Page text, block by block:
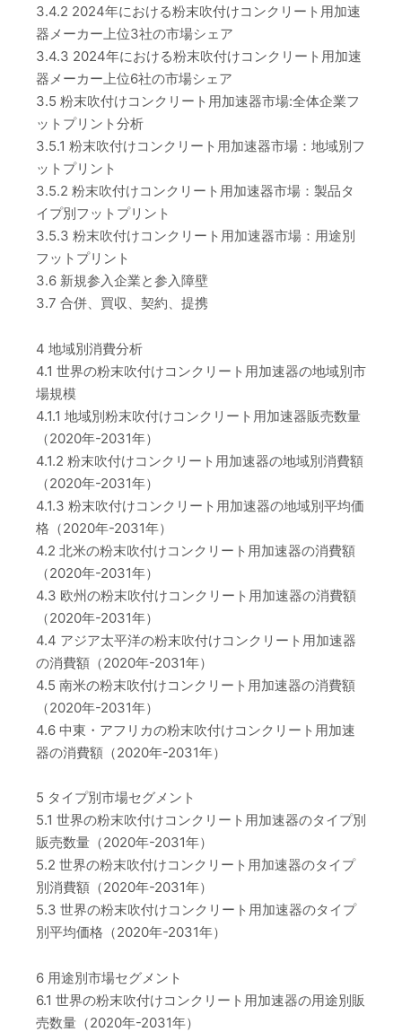
3.4.2 2024年における粉末吹付けコンクリート用加速
器メーカー上位3社の市場シェア
3.4.3 2024年における粉末吹付けコンクリート用加速
器メーカー上位6社の市場シェア
3.5 粉末吹付けコンクリート用加速器市場:全体企業フ
ットプリント分析
3.5.1 粉末吹付けコンクリート用加速器市場：地域別フ
ットプリント
3.5.2 粉末吹付けコンクリート用加速器市場：製品タ
イプ別フットプリント
3.5.3 粉末吹付けコンクリート用加速器市場：用途別
フットプリント
3.6 新規参入企業と参入障壁
3.7 合併、買収、契約、提携
4 地域別消費分析
4.1 世界の粉末吹付けコンクリート用加速器の地域別市
場規模
4.1.1 地域別粉末吹付けコンクリート用加速器販売数量
（2020年-2031年）
4.1.2 粉末吹付けコンクリート用加速器の地域別消費額
（2020年-2031年）
4.1.3 粉末吹付けコンクリート用加速器の地域別平均価
格（2020年-2031年）
4.2 北米の粉末吹付けコンクリート用加速器の消費額
（2020年-2031年）
4.3 欧州の粉末吹付けコンクリート用加速器の消費額
（2020年-2031年）
4.4 アジア太平洋の粉末吹付けコンクリート用加速器
の消費額（2020年-2031年）
4.5 南米の粉末吹付けコンクリート用加速器の消費額
（2020年-2031年）
4.6 中東・アフリカの粉末吹付けコンクリート用加速
器の消費額（2020年-2031年）
5 タイプ別市場セグメント
5.1 世界の粉末吹付けコンクリート用加速器のタイプ別
販売数量（2020年-2031年）
5.2 世界の粉末吹付けコンクリート用加速器のタイプ
別消費額（2020年-2031年）
5.3 世界の粉末吹付けコンクリート用加速器のタイプ
別平均価格（2020年-2031年）
6 用途別市場セグメント
6.1 世界の粉末吹付けコンクリート用加速器の用途別販
売数量（2020年-2031年）